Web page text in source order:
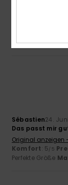
Ich empfehle
Sébastien24.
Das passt mir
Original anzeigen
Komfort: 5/5
Perfekte Größe